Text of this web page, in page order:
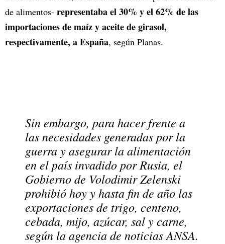
de alimentos- representaba el 30% y el 62% de las
importaciones de maíz y aceite de girasol,
respectivamente, a España, según Planas.
Sin embargo, para hacer frente a
las necesidades generadas por la
guerra y asegurar la alimentación
en el país invadido por Rusia, el
Gobierno de Volodimir Zelenski
prohibió hoy y hasta fin de año las
exportaciones de trigo, centeno,
cebada, mijo, azúcar, sal y carne,
según la agencia de noticias ANSA.